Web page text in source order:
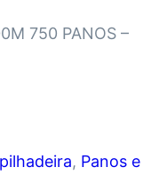
750 PANOS –
, Panos e